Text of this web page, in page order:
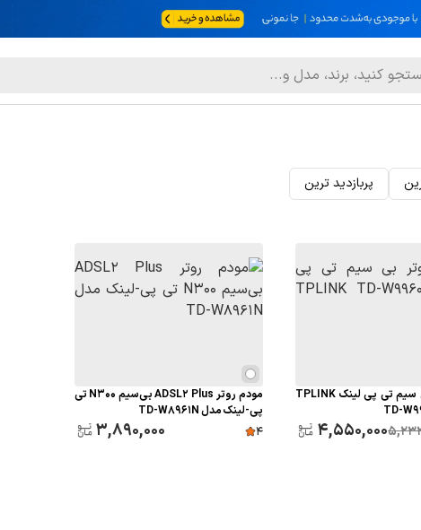
پربازدید ترین
مودم روتر بی سیم تی پی لینک TPLINK
TD-
4,550,000
مودم روتر ADSL2 Plus بی‌سیم N300 تی
پی-لینک مدل TD-W8961N
4
3,890,000